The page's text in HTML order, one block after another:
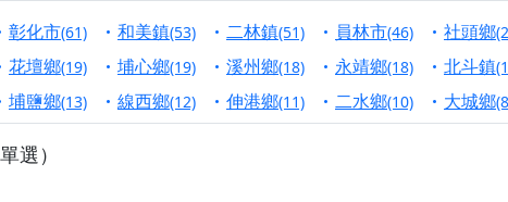
玉明殿】中元普渡大法會，誠摯歡迎十方善信大德隨喜贊普，為
公廟)】中元普渡交給專業的來，省時省力又積福！「玉皇大帝
！
宮】慶讚中元普渡法會，誠摯邀請十方善信大德，一同回到北投
宮】瑤池金母聖誕祝壽盛典，邀請十方善信大德蒞臨參香祝壽，
彰化市(61) 和美鎮(53) 二林鎮(51) 員林市(46) 社頭鄉
花壇鄉(19) 埔心鄉(19) 溪州鄉(18) 永靖鄉(18) 北斗鎮
埔鹽鄉(13) 線西鄉(12) 伸港鄉(11) 二水鄉(10) 大城鄉
單選）